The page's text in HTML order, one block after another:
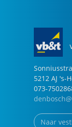
5212 AJ 's-
073-
Naar